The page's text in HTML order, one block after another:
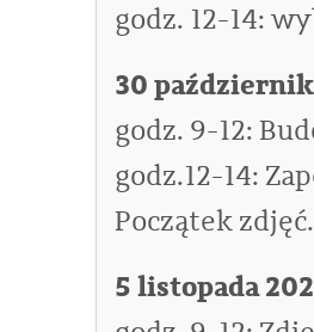
godz. 12-14:
30
godz. 9-12:
godz.12-14:
Początek zdjęć.
5 listopada